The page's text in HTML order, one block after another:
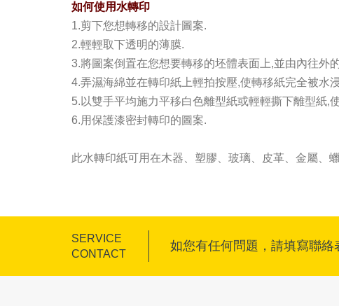
如何使用水轉印
1.剪下您想轉移的設計圖案.
2.輕輕取下透明的薄膜.
3.將圖案倒置在您想要轉移的坯體表面上,並由內往外
4.弄濕海綿並在轉印紙上輕拍按壓,使轉移紙完全被
5.以雙手平均施力平移白色離型紙或輕輕撕下離型紙,
6.用保護漆密封轉印的圖案.
此水轉印紙可用在木器、塑膠、玻璃、皮革、金屬、
SERVICE
CONTACT
如您有任何問題，請填寫聯絡